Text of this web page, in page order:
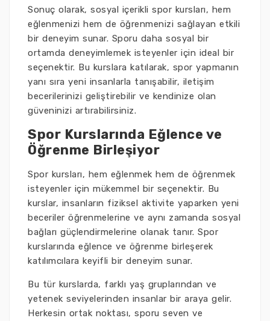
Sonuç olarak, sosyal içerikli spor kursları, hem
eğlenmenizi hem de öğrenmenizi sağlayan etkili
bir deneyim sunar. Sporu daha sosyal bir
ortamda deneyimlemek isteyenler için ideal bir
seçenektir. Bu kurslara katılarak, spor yapmanın
yanı sıra yeni insanlarla tanışabilir, iletişim
becerilerinizi geliştirebilir ve kendinize olan
güveninizi artırabilirsiniz.
Spor Kurslarında Eğlence ve
Öğrenme Birleşiyor
Spor kursları, hem eğlenmek hem de öğrenmek
isteyenler için mükemmel bir seçenektir. Bu
kurslar, insanların fiziksel aktivite yaparken yeni
beceriler öğrenmelerine ve aynı zamanda sosyal
bağları güçlendirmelerine olanak tanır. Spor
kurslarında eğlence ve öğrenme birleşerek
katılımcılara keyifli bir deneyim sunar.
Bu tür kurslarda, farklı yaş gruplarından ve
yetenek seviyelerinden insanlar bir araya gelir.
Herkesin ortak noktası, sporu seven ve